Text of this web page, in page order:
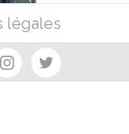
légales